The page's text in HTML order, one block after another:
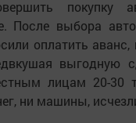
покупку
После выбора
оплатить аванс,
выгодную
лицам 20-30
ни машины,